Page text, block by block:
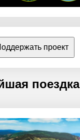
проект
поездка